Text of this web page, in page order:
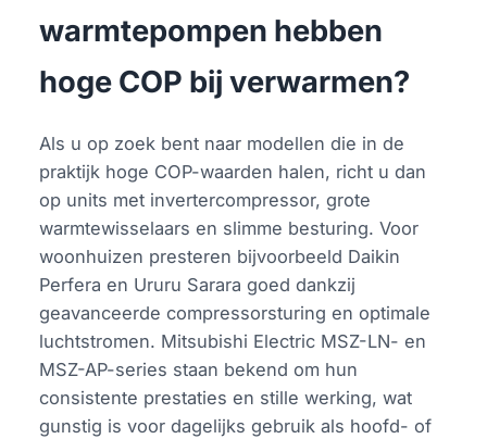
warmtepompen hebben
hoge COP bij verwarmen?
Als u op zoek bent naar modellen die in de
praktijk hoge COP-waarden halen, richt u dan
op units met invertercompressor, grote
warmtewisselaars en slimme besturing. Voor
woonhuizen presteren bijvoorbeeld Daikin
Perfera en Ururu Sarara goed dankzij
geavanceerde compressorsturing en optimale
luchtstromen. Mitsubishi Electric MSZ-LN- en
MSZ-AP-series staan bekend om hun
consistente prestaties en stille werking, wat
gunstig is voor dagelijks gebruik als hoofd- of